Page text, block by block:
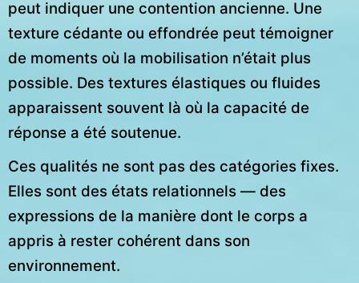
peut indiquer une contention ancienne. Une
texture cédante ou effondrée peut témoigner
de moments où la mobilisation n’était plus
possible. Des textures élastiques ou fluides
apparaissent souvent là où la capacité de
réponse a été soutenue.
Ces qualités ne sont pas des catégories fixes.
Elles sont des états relationnels — des
expressions de la manière dont le corps a
appris à rester cohérent dans son
environnement.